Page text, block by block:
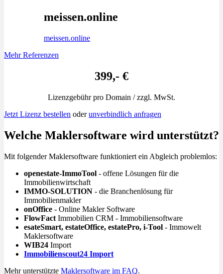
meissen.online
meissen.online
Mehr Referenzen
399,- €
Lizenzgebühr pro Domain / zzgl. MwSt.
Jetzt Lizenz bestellen oderunverbindlich anfragen
Welche Maklersoftware wird unterstützt?
Mit folgender Maklersoftware funktioniert ein Abgleich problemlos:
openestate-ImmoTool - offene Lösungen für die
Immobilienwirtschaft
IMMO-SOLUTION - die Branchenlösung für
Immobilienmakler
onOffice - Online Makler Software
FlowFact Immobilien CRM - Immobiliensoftware
esateSmart, estateOffice, estatePro, i-Tool - Immowelt
Maklersoftware
WIB24 Import
Immobilienscout24 Import
Mehr unterstützte Maklersoftware im FAQ.